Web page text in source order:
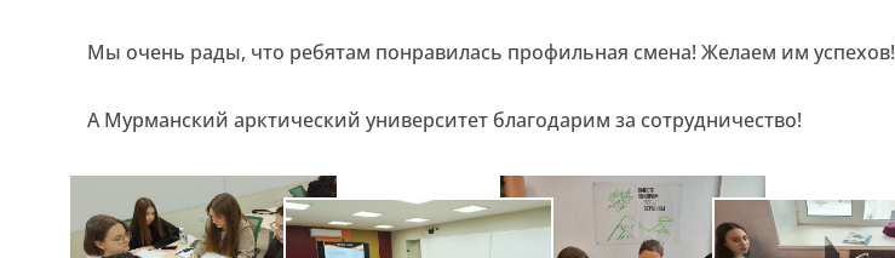
Мы очень рады, что ребятам понравилась профильная смена! Желаем им успехов!
А Мурманский арктический университет благодарим за сотрудничество!